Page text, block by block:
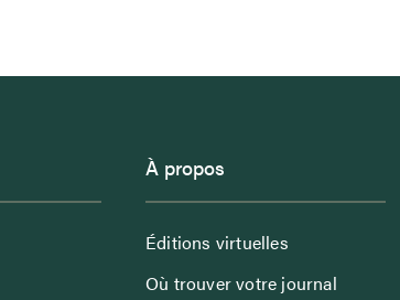
À propos
Éditions virtuelles
Où trouver votre journal